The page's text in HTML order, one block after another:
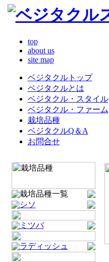
top
about us
site map
ベジタクルトップ
ベジタクルとは
ベジタクル・スタイル
ベジタクル・ファーム
栽培品種
ベジタクルQ＆A
お問合せ
栽培品種一覧
シソ
ミツバ
ラディッシュ